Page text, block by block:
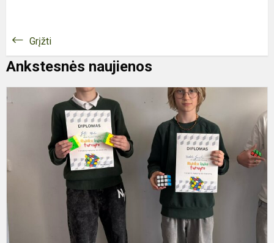
Grįžti
Ankstesnės naujienos